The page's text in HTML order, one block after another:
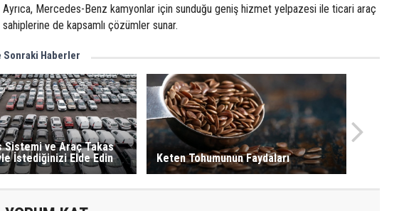
Ayrıca, Mercedes-Benz kamyonlar için sunduğu geniş hizmet yelpazesi ile ticari araç
sahiplerine de kapsamlı çözümler sunar.
Sonraki Haberler
Sistemi ve Araç Takas
İstediğinizi Elde Edin
Keten Tohumunun Faydaları